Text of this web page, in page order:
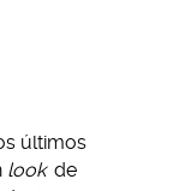
últimos
look de